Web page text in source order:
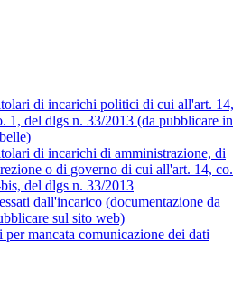
di incarichi politici di cui all'art. 14,
1, del dlgs n. 33/2013 (da pubblicare in
di incarichi di amministrazione, di
o di governo di cui all'art. 14, co.
del dlgs n. 33/2013
dall'incarico (documentazione da
sul sito web)
per mancata comunicazione dei dati